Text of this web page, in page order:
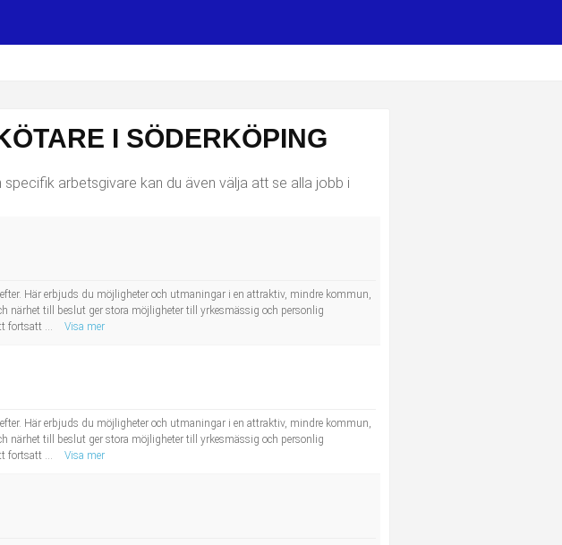
I SÖDERKÖPING
arbetsgivare kan du även välja att se alla jobb i
Här erbjuds du möjligheter och utmaningar i en attraktiv, mindre kommun,
närhet till beslut ger stora möjligheter till yrkesmässig och personlig
fortsatt ...
Visa mer
Här erbjuds du möjligheter och utmaningar i en attraktiv, mindre kommun,
närhet till beslut ger stora möjligheter till yrkesmässig och personlig
fortsatt ...
Visa mer